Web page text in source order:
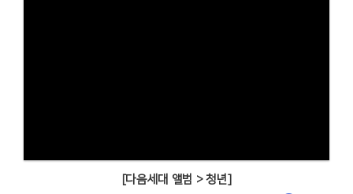
[다음세대 앨범 > 청년]